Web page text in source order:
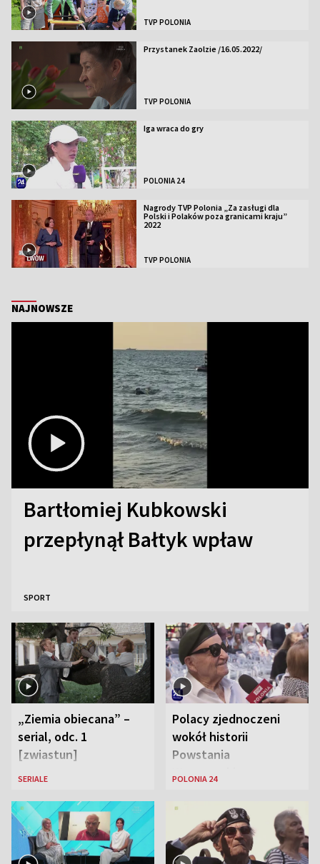
TVP POLONIA
Przystanek Zaolzie /16.05.2022/
TVP POLONIA
Iga wraca do gry
POLONIA 24
Nagrody TVP Polonia „Za zasługi dla
Polski i Polaków poza granicami kraju”
2022
TVP POLONIA
NAJNOWSZE
Bartłomiej Kubkowski
przepłynął Bałtyk wpław
SPORT
„Ziemia obiecana” –
serial, odc. 1
[zwiastun]
SERIALE
Polacy zjednoczeni
wokół historii
Powstania
Warszawskiego
POLONIA 24